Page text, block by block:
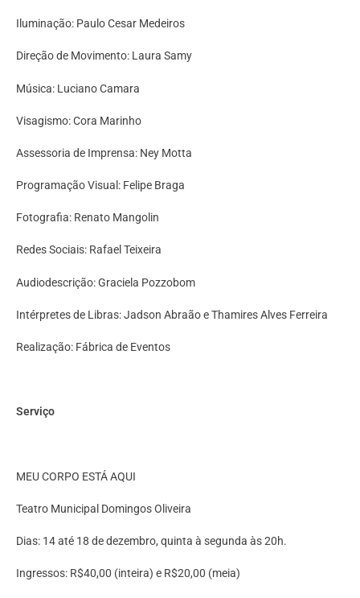
Iluminação: Paulo Cesar Medeiros
Direção de Movimento: Laura Samy
Música: Luciano Camara
Visagismo: Cora Marinho
Assessoria de Imprensa: Ney Motta
Programação Visual: Felipe Braga
Fotografia: Renato Mangolin
Redes Sociais: Rafael Teixeira
Audiodescrição: Graciela Pozzobom
Intérpretes de Libras: Jadson Abraão e Thamires Alves Ferreira
Realização: Fábrica de Eventos
Servico
MEU CORPO ESTÁ AQUI
Teatro Municipal Domingos Oliveira
Dias: 14 até 18 de dezembro, quinta à segunda às 20h.
Ingressos: R$40,00 (inteira) e R$20,00 (meia)